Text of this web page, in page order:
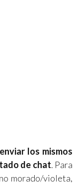
los mismos
de chat. Para
morado/violeta,